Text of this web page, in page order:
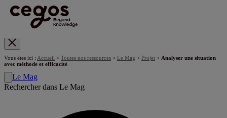
Vous êtes ici : Accueil > Toutes nos ressources > Le Mag > Projet > Analyser une situation
avec méthode et efficacité
Le Mag
Rechercher dans Le Mag